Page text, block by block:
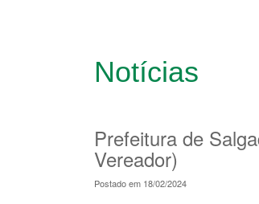
Notícias
Prefeitura de
Vereador)
Postado em 18/02/2024